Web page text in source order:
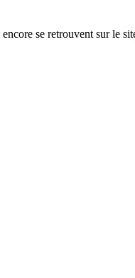
se retrouvent sur le